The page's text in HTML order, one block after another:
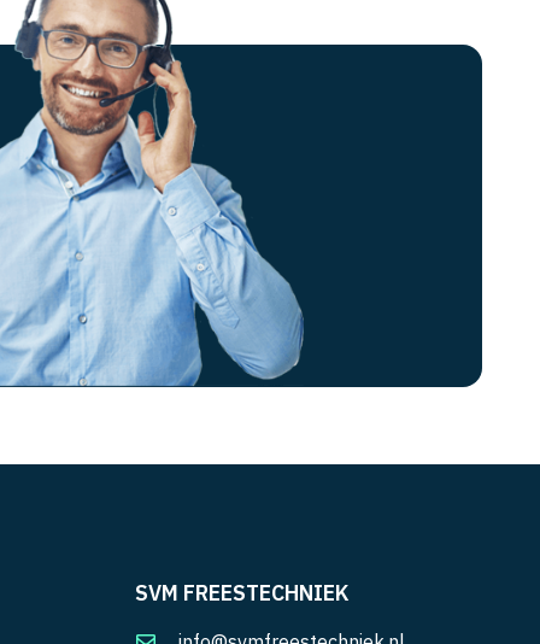
SVM FREESTECHNIEK